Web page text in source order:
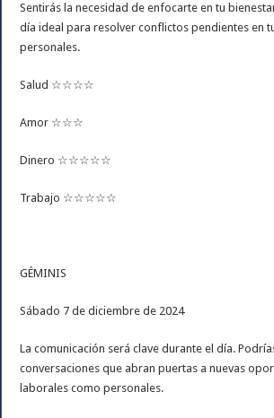
Sentirás la necesidad de enfocarte en tu
día ideal para resolver conflictos pendientes en
personales.
Salud ☆☆☆☆
Amor ☆☆☆
Dinero ☆☆☆☆☆
Trabajo ☆☆☆☆☆
GÉMINIS
Sábado 7 de diciembre de 2024
La comunicación será clave durante el día.
conversaciones que abran puertas a nuevas
laborales como personales.